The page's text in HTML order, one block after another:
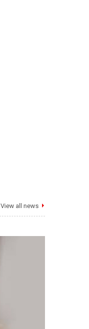
View all news